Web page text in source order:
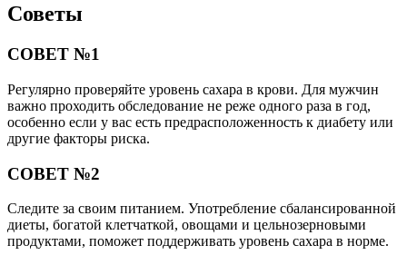
Советы
СОВЕТ №1
Регулярно проверяйте уровень сахара в крови. Для мужчин
важно проходить обследование не реже одного раза в год,
особенно если у вас есть предрасположенность к диабету или
другие факторы риска.
СОВЕТ №2
Следите за своим питанием. Употребление сбалансированной
диеты, богатой клетчаткой, овощами и цельнозерновыми
продуктами, поможет поддерживать уровень сахара в норме.